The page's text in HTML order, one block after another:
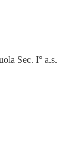
Sec. I° a.s.